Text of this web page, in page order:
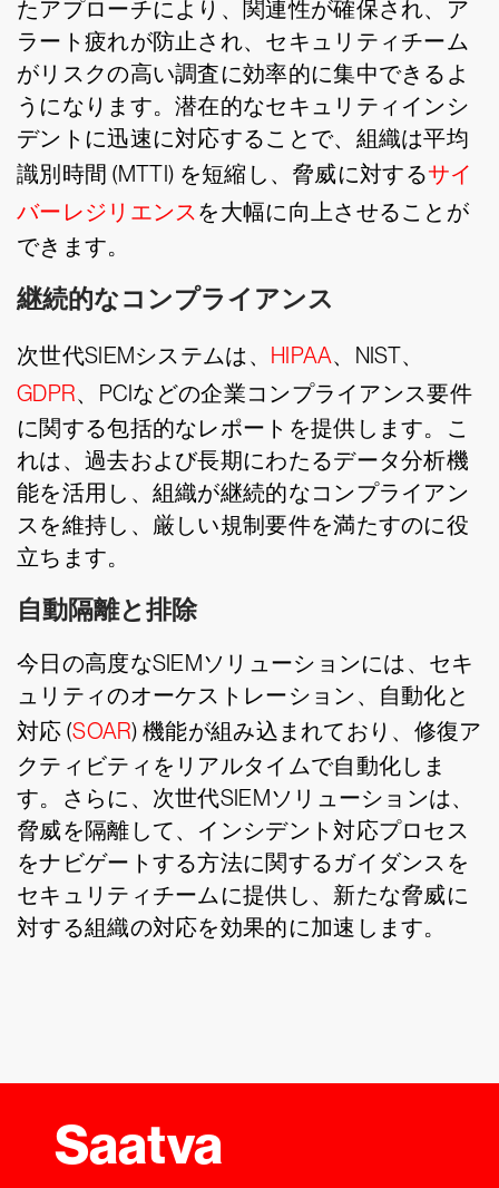
たアプローチにより、関連性が確保され、ア
ラート疲れが防止され、セキュリティチーム
がリスクの高い調査に効率的に集中できるよ
うになります。潜在的なセキュリティインシ
デントに迅速に対応することで、組織は平均
識別時間 (MTTI) を短縮し、脅威に対するサイ
バーレジリエンス を大幅に向上させることが
できます。
継続的なコンプライアンス
次世代SIEMシステムは、 HIPAA、NIST、
GDPR、PCIなどの企業コンプライアンス要件
に関する包括的なレポートを提供します。こ
れは、過去および長期にわたるデータ分析機
能を活用し、組織が継続的なコンプライアン
スを維持し、厳しい規制要件を満たすのに役
立ちます。
自動隔離と排除
今日の高度なSIEMソリューションには、セキ
ュリティのオーケストレーション、自動化と
対応 (SOAR) 機能が組み込まれており、修復ア
クティビティをリアルタイムで自動化しま
す。さらに、次世代SIEMソリューションは、
脅威を隔離して、インシデント対応プロセス
をナビゲートする方法に関するガイダンスを
セキュリティチームに提供し、新たな脅威に
対する組織の対応を効果的に加速します。
Saatva